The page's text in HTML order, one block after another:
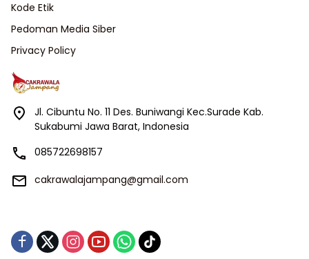
Kode Etik
Pedoman Media Siber
Privacy Policy
Jl. Cibuntu No. 11 Des. Buniwangi Kec.Surade Kab.
Sukabumi Jawa Barat, Indonesia
085722698157
cakrawalajampang@gmail.com